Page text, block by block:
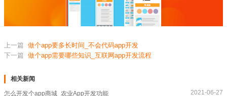
上一篇 做个app要多长时间_不会代码app开发
下一篇 做个app需要哪些知识_互联网app开发流程
相关新闻
怎么开发个app商城_农业App开发功能 2021-06-27